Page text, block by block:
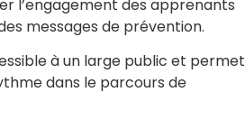
l’engagement des apprenants
messages de prévention.
à un large public et permet
dans le parcours de